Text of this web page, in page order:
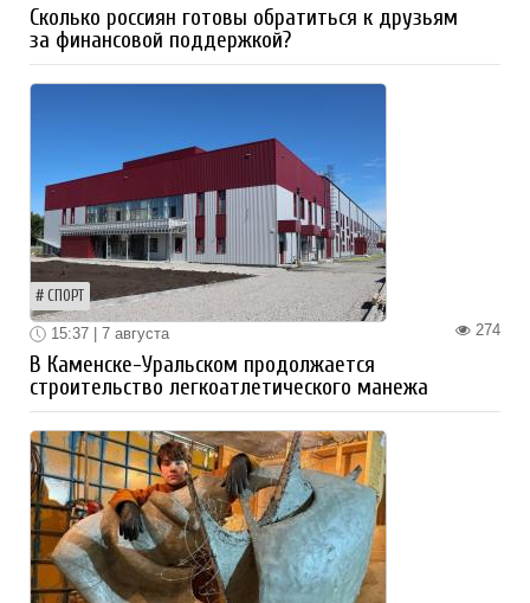
Сколько россиян готовы обратиться к друзьям
за финансовой поддержкой?
СПОРТ
274
15:37 | 7 августа
В Каменске-Уральском продолжается
строительство легкоатлетического манежа